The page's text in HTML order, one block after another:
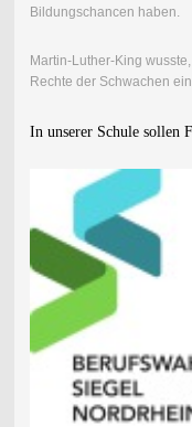
Bildungschancen haben.
Martin-Luther-King
Rechte der Schwachen
In unserer Schule sollen